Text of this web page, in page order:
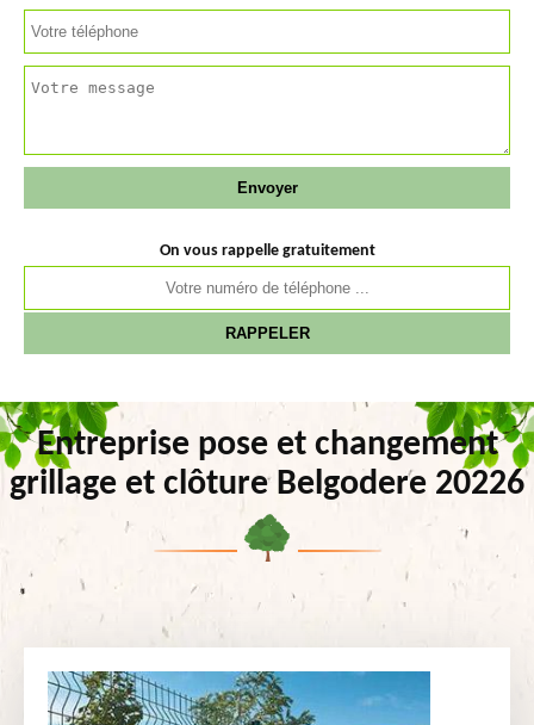
On vous rappelle gratuitement
Entreprise pose et changement
grillage et clôture Belgodere 20226